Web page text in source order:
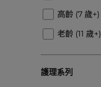
高齡 (7 歲+)
老齡 (11 歲+)
護理系列